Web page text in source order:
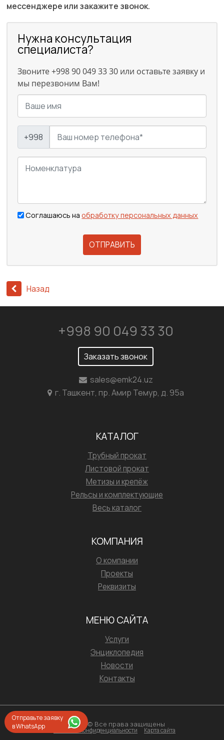
Отправьте заявку
в WhatsApp
мессенджере или закажите звонок.
Нужна консультация
специалиста?
Звоните +998 90 049 33 30 или оставьте заявку и
мы перезвоним Вам!
+998
Соглашаюсь наобработку персональных данных
ОТПРАВИТЬ
Назад
+998 90 049 33 30
Заказать звонок
sales@emk24.uz
г. Ташкент, пр. Амир Темур, д. 95а
КАТАЛОГ
Трубный прокат
Листовой прокат
Метизы и крепёж
Рельсы и комплектующие
Весь каталог
КОМПАНИЯ
О компании
Проекты
Реквизиты
МЕНЮ САЙТА
Услуги
Энциклопедия
Новости
Контакты
2026 © Все права защищены
Политика конфиденциальности Карта сайта